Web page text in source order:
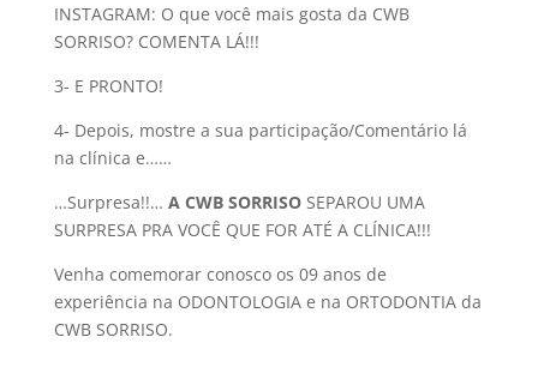
INSTAGRAM: O que você mais gosta da CWB
SORRISO? COMENTA LÁ!!!
3- E PRONTO!
4- Depois, mostre a sua participação/Comentário lá
na clínica e……
…Surpresa!!… A CWB SORRISO SEPAROU UMA
SURPRESA PRA VOCÊ QUE FOR ATÉ A CLÍNICA!!!
Venha comemorar conosco os 09 anos de
experiência na ODONTOLOGIA e na ORTODONTIA da
CWB SORRISO.